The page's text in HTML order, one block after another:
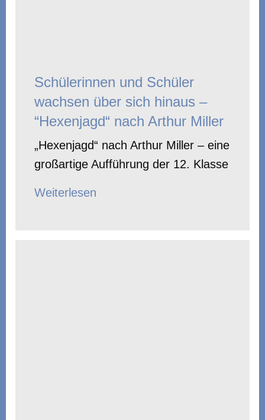
Schülerinnen und Schüler
wachsen über sich hinaus –
“Hexenjagd“ nach Arthur Miller
„Hexenjagd“ nach Arthur Miller – eine
großartige Aufführung der 12. Klasse
Weiterlesen